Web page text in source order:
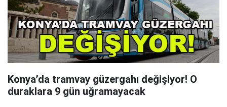
Konya’da tramvay güzergahı değişiyor! O
duraklara 9 gün uğramayacak